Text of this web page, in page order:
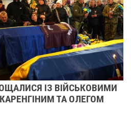
ІЗ ВІЙСЬКОВИМИ
ТА ОЛЕГОМ